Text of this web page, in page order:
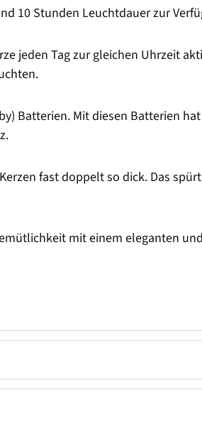
10 Stunden Leuchtdauer zur
jeden Tag zur gleichen Uhrzeit
Batterien. Mit diesen Batterien
fast doppelt so dick. Das
mit einem eleganten